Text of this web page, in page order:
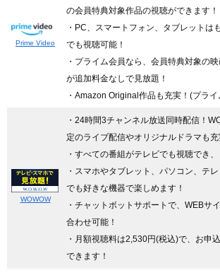
Prime Video
の会員特典対象作品の視聴ができます！
・PC、スマートフォン、タブレットは
でも視聴可能！
・プライム会員なら、会員特典対象の
が追加料金なしで見放題！
・Amazon Original作品も充実！(プラ
WOWOW
・24時間3チャンネル放送同時配信 ！
定のライブ配信やオリジナルドラマも充
・すべての番組がテレビでも視聴でき
・スマホやタブレット、パソコン、テ
でも好きな機器で楽しめます！
・チャットボットサポートで、WEBサ
合わせ可能！
・月額視聴料は2,530円(税込)で、お申
できます！